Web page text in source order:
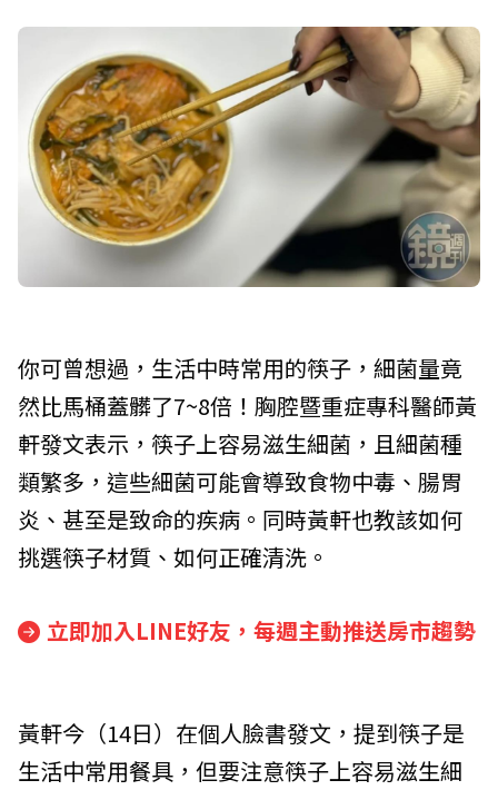
你可曾想過，生活中時常用的筷子，細菌量竟
然比馬桶蓋髒了7~8倍！胸腔暨重症專科醫師黃
軒發文表示，筷子上容易滋生細菌，且細菌種
類繁多，這些細菌可能會導致食物中毒、腸胃
炎、甚至是致命的疾病。同時黃軒也教該如何
挑選筷子材質、如何正確清洗。
立即加入LINE好友，每週主動推送房市趨勢
黃軒今（14日）在個人臉書發文，提到筷子是
生活中常用餐具，但要注意筷子上容易滋生細